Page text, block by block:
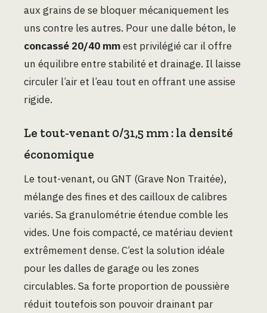
aux grains de se bloquer mécaniquement les
uns contre les autres. Pour une dalle béton, le
concassé 20/40 mmest privilégié car il offre
un équilibre entre stabilité et drainage. Il laisse
circuler l’air et l’eau tout en offrant une assise
rigide.
Le tout-venant 0/31,5 mm : la densité
économique
Le tout-venant, ou GNT (Grave Non Traitée),
mélange des fines et des cailloux de calibres
variés. Sa granulométrie étendue comble les
vides. Une fois compacté, ce matériau devient
extrêmement dense. C’est la solution idéale
pour les dalles de garage ou les zones
circulables. Sa forte proportion de poussière
réduit toutefois son pouvoir drainant par